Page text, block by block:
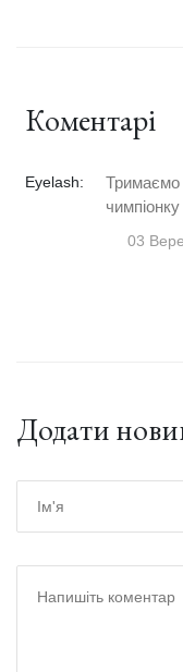
Коментарі
Eyelash:
Тримаємо
чимпіонку
03
Додати